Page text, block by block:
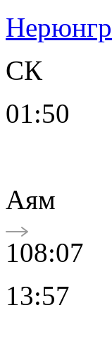
СК
01:50
Аям
108:07
13:57